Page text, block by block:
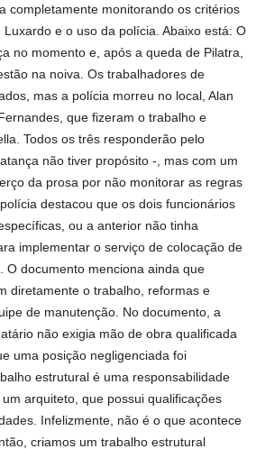
completamente monitorando os critérios
Luxardo e o uso da polícia. Abaixo está: O
no momento e, após a queda de Pilatra,
na noiva. Os trabalhadores de
mas a polícia morreu no local, Alan
que fizeram o trabalho e
Todos os três responderão pelo
não tiver propósito -, mas com um
da prosa por não monitorar as regras
destacou que os dois funcionários
ou a anterior não tinha
implementar o serviço de colocação de
O documento menciona ainda que
diretamente o trabalho, reformas e
de manutenção. No documento, a
não exigia mão de obra qualificada
uma posição negligenciada foi
estrutural é uma responsabilidade
arquiteto, que possui qualificações
Infelizmente, não é o que acontece
criamos um trabalho estrutural